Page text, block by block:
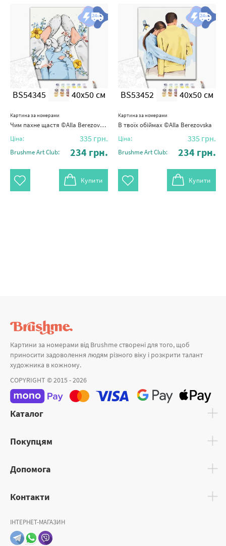
BS54345 40x50 см
Картина за номерами
Чим пахне щастя ©Alla Berezovska
Ціна: 335 грн.
Brushme Art Club: 234 грн.
Купити
BS53452 40x50 см
Картина за номерами
В твоїх обіймах ©Alla Berezovska
Ціна: 335 грн.
Brushme Art Club: 234 грн.
Купити
Картини за номерами від Brushme створені для того, щоб
приносити задоволення людям різного віку і розкрити талант
художника в кожному.
COPYRIGHT © 2015 - 2026
Каталог
Покупцям
Допомога
Контакти
ІНТЕРНЕТ-МАГАЗИН